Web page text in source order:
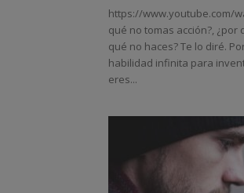
https://www.youtube.com/
qué no tomas acción?, ¿por
qué no haces? Te lo diré.
habilidad infinita para
eres...